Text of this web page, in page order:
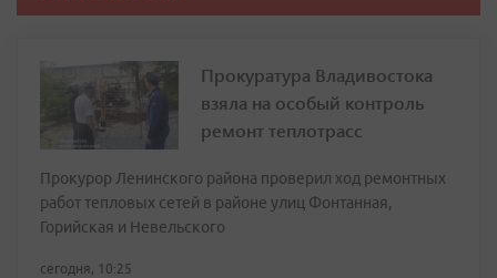
Прокуратура Владивостока
взяла на особый контроль
ремонт теплотрасс
Прокурор Ленинского района проверил ход ремонтных
работ тепловых сетей в районе улиц Фонтанная,
Горийская и Невельского
сегодня, 10:25